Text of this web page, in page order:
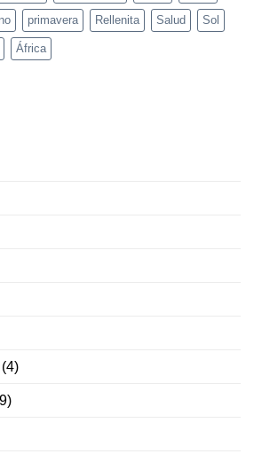
primavera Rellenita Salud Sol
África
(4)